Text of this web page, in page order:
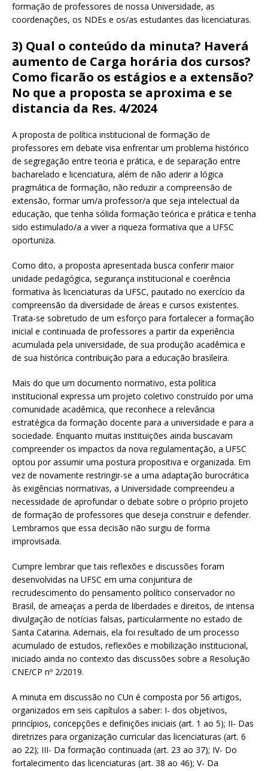
formação de professores de nossa Universidade, as
coordenações, os NDEs e os/as estudantes das licenciaturas.
3) Qual o conteúdo da minuta? Haverá
aumento de Carga horária dos cursos?
Como ficarão os estágios e a extensão?
No que a proposta se aproxima e se
distancia da Res. 4/2024
A proposta de política institucional de formação de
professores em debate visa enfrentar um problema histórico
de segregação entre teoria e prática, e de separação entre
bacharelado e licenciatura, além de não aderir a lógica
pragmática de formação, não reduzir a compreensão de
extensão, formar um/a professor/a que seja intelectual da
educação, que tenha sólida formação teórica e prática e tenha
sido estimulado/a a viver a riqueza formativa que a UFSC
oportuniza.
Como dito, a proposta apresentada busca conferir maior
unidade pedagógica, segurança institucional e coerência
formativa às licenciaturas da UFSC, pautado no exercício da
compreensão da diversidade de áreas e cursos existentes.
Trata-se sobretudo de um esforço para fortalecer a formação
inicial e continuada de professores a partir da experiência
acumulada pela universidade, de sua produção acadêmica e
de sua histórica contribuição para a educação brasileira.
Mais do que um documento normativo, esta política
institucional expressa um projeto coletivo construído por uma
comunidade acadêmica, que reconhece a relevância
estratégica da formação docente para a universidade e para a
sociedade. Enquanto muitas instituições ainda buscavam
compreender os impactos da nova regulamentação, a UFSC
optou por assumir uma postura propositiva e organizada. Em
vez de novamente restringir-se a uma adaptação burocrática
às exigências normativas, a Universidade compreendeu a
necessidade de aprofundar o debate sobre o próprio projeto
de formação de professores que deseja construir e defender.
Lembramos que essa decisão não surgiu de forma
improvisada.
Cumpre lembrar que tais reflexões e discussões foram
desenvolvidas na UFSC em uma conjuntura de
recrudescimento do pensamento político conservador no
Brasil, de ameaças a perda de liberdades e direitos, de intensa
divulgação de notícias falsas, particularmente no estado de
Santa Catarina. Ademais, ela foi resultado de um processo
acumulado de estudos, reflexões e mobilização institucional,
iniciado ainda no contexto das discussões sobre a Resolução
CNE/CP nº 2/2019.
A minuta em discussão no CUn é composta por 56 artigos,
organizados em seis capítulos a saber: I- dos objetivos,
princípios, concepções e definições iniciais (art. 1 ao 5); II- Das
diretrizes para organização curricular das licenciaturas (art. 6
ao 22); III- Da formação continuada (art. 23 ao 37); IV- Do
fortalecimento das licenciaturas (art. 38 ao 46); V- Da